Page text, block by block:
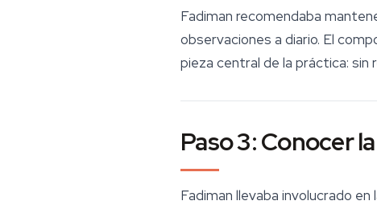
Fadiman recomendaba
observaciones a diario. El
pieza central de la práctica: sin
Paso 3: Conocer
Fadiman llevaba involucrado